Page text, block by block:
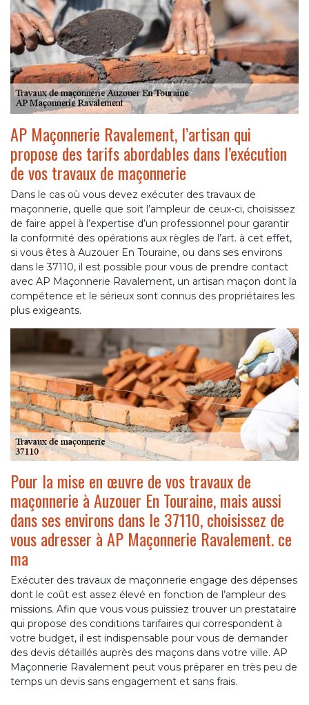
AP Maçonnerie Ravalement, l’artisan qui
propose des tarifs abordables dans l’exécution
de vos travaux de maçonnerie
Dans le cas où vous devez exécuter des travaux de
maçonnerie, quelle que soit l’ampleur de ceux-ci, choisissez
de faire appel à l’expertise d’un professionnel pour garantir
la conformité des opérations aux règles de l’art. à cet effet,
si vous êtes à Auzouer En Touraine, ou dans ses environs
dans le 37110, il est possible pour vous de prendre contact
avec AP Maçonnerie Ravalement, un artisan maçon dont la
compétence et le sérieux sont connus des propriétaires les
plus exigeants.
Pour la mise en œuvre de vos travaux de
maçonnerie à Auzouer En Touraine, mais aussi
dans ses environs dans le 37110, choisissez de
vous adresser à AP Maçonnerie Ravalement. ce
ma
Exécuter des travaux de maçonnerie engage des dépenses
dont le coût est assez élevé en fonction de l’ampleur des
missions. Afin que vous vous puissiez trouver un prestataire
qui propose des conditions tarifaires qui correspondent à
votre budget, il est indispensable pour vous de demander
des devis détaillés auprès des maçons dans votre ville. AP
Maçonnerie Ravalement peut vous préparer en très peu de
temps un devis sans engagement et sans frais.